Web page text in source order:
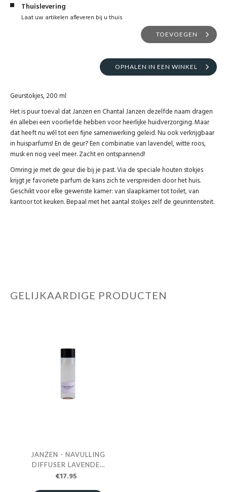
Thuislevering
Laat uw artikelen afleveren bij u thuis
TOEVOEGEN
OPHALEN IN EEN WINKEL
Geurstokjes, 200 ml
Het is puur toeval dat Janzen en Chantal Janzen dezelfde naam dragen
én allebei een voorliefde hebben voor heerlijke huidverzorging. Maar
dat heeft nu wél tot een fijne samenwerking geleid. Nu ook verkrijgbaar
in huisparfums! En de geur? Een combinatie van lavendel, witte roos,
musk en nog veel meer. Zacht en ontspannend!
Omring je met de geur die bij je past. Via de speciale houten stokjes
krijgt je favoriete parfum de kans zich te verspreiden door het huis.
Geschikt voor elke gewenste kamer: van slaapkamer tot toilet, van
kantoor tot keuken. Bepaal met het aantal stokjes zelf de geurintensiteit.
GELIJKAARDIGE PRODUCTEN
JANZEN - NAVULLING
DIFFUSER LAVENDER
ROSE
€17.95